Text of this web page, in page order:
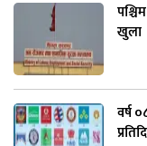
खुला
वर्ष